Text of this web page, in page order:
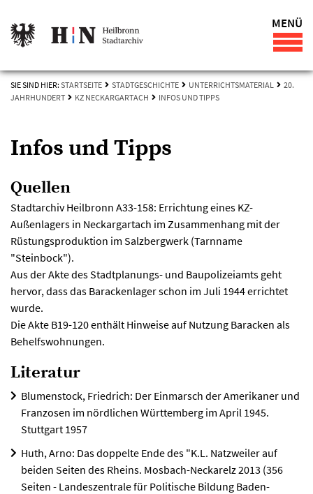
MENÜ
SIE SIND HIER: STARTSEITE STADTGESCHICHTE UNTERRICHTSMATERIAL
20.
JAHRHUNDERT
KZ NECKARGARTACH INFOS UND TIPPS
Infos und Tipps
Quellen
Stadtarchiv Heilbronn A33-158: Errichtung eines KZ-
Außenlagers in Neckargartach im Zusammenhang mit der
Rüstungsproduktion im Salzbergwerk (Tarnname
"Steinbock").
Aus der Akte des Stadtplanungs- und Baupolizeiamts geht
hervor, dass das Barackenlager schon im Juli 1944 errichtet
wurde.
Die Akte B19-120 enthält Hinweise auf Nutzung Baracken als
Behelfswohnungen.
Literatur
Blumenstock, Friedrich: Der Einmarsch der Amerikaner und
Franzosen im nördlichen Württemberg im April 1945.
Stuttgart 1957
Huth, Arno: Das doppelte Ende des "K.L. Natzweiler auf
beiden Seiten des Rheins. Mosbach-Neckarelz 2013 (356
Seiten - Landeszentrale für Politische Bildung Baden-